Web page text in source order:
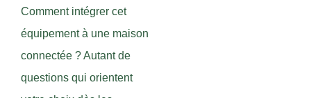
Comment intégrer cet
équipement à une maison
connectée ? Autant de
questions qui orientent